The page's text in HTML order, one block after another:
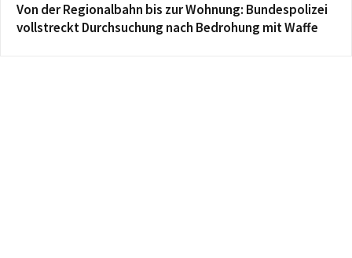
Von der Regionalbahn bis zur Wohnung: Bundespolizei
vollstreckt Durchsuchung nach Bedrohung mit Waffe